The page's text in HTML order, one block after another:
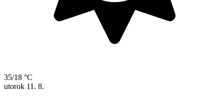
35/18 °C
utorok 11. 8.